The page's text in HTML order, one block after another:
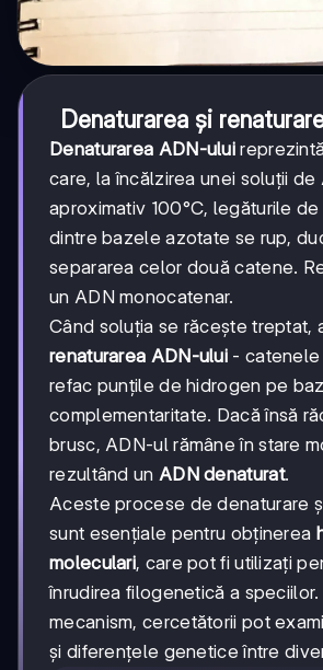
Denaturarea și
Denaturarea ADN-ului
care, la încălzirea unei soluții de
aproximativ 100°C, legăturile
dintre bazele azotate se rup,
separarea celor două catene.
un ADN monocatenar.
Când soluția se răcește treptat,
renaturarea ADN-ului - catenele
refac punțile de hidrogen pe
complementaritate. Dacă însă
brusc, ADN-ul rămâne în stare
rezultând un ADN denaturat.
Aceste procese de denaturare
sunt esențiale pentru obținerea
moleculari, care pot fi utilizați
înrudirea filogenetică a
mecanism, cercetătorii pot
și diferențele genetice între